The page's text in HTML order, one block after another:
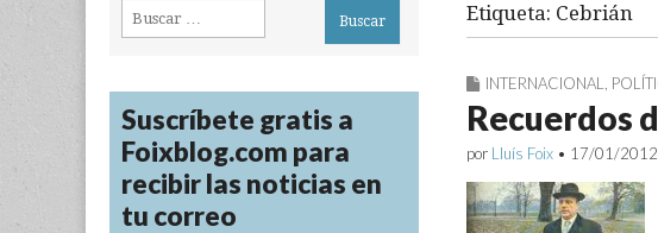
Etiqueta: Cebrián
INTERNACIONAL
Recuerdos
por Lluís Foix • 17/01/2012
Buscar:
Suscríbete gratis a
Foixblog.com para
recibir las noticias en
tu correo